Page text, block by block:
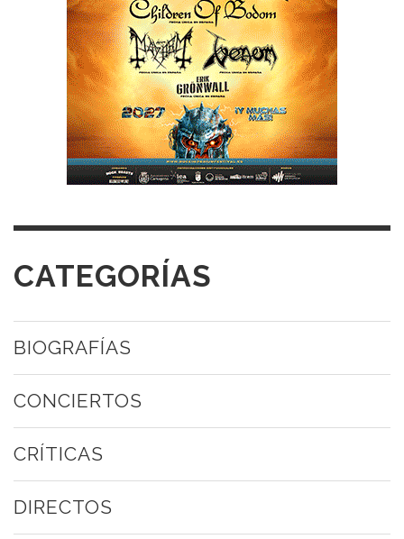
CATEGORÍAS
BIOGRAFÍAS
CONCIERTOS
CRÍTICAS
DIRECTOS